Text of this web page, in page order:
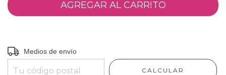
Entregas para el CP:
Medios de envío
CALCULAR